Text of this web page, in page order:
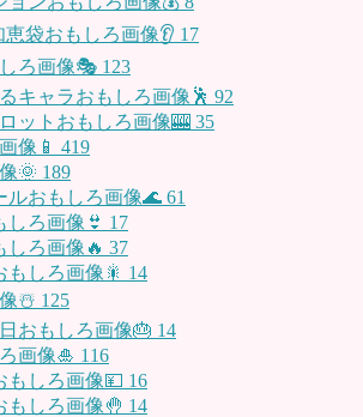
恵袋おもしろ画像👂 17
ろ画像🎭 123
キャラおもしろ画像🕺 92
ットおもしろ画像🎰 35
像📱 419
🌞 189
ルおもしろ画像🌊 61
しろ画像👙 17
しろ画像🔥 37
もしろ画像🎇 14
像☃️ 125
おもしろ画像🎂 14
画像🎍 116
もしろ画像💴 16
もしろ画像🤚 14